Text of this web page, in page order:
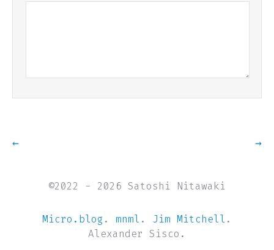
← →
©2022 - 2026 Satoshi Nitawaki
Micro.blog . mnml . Jim Mitchell .
Alexander Sisco.